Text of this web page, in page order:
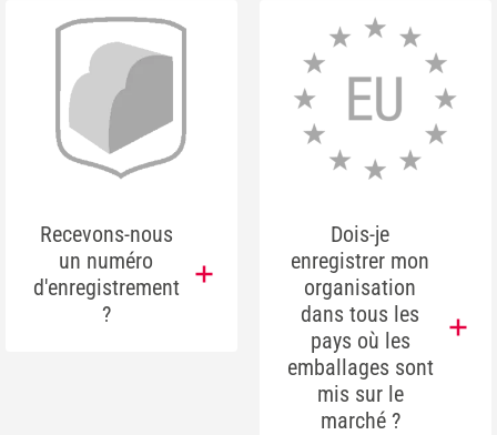
Recevons-nous
un numéro
d'enregistrement
?
Dois-je
enregistrer mon
organisation
dans tous les
pays où les
emballages sont
mis sur le
marché ?